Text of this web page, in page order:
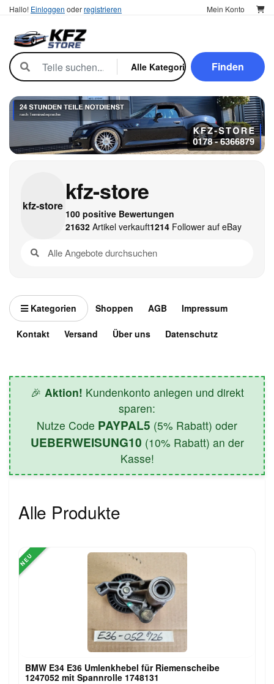
Hallo! Einloggen oderregistrieren Mein Konto
Finden
kfz-store
kfz-store
100 positive Bewertungen
21632Artikel verkauft1214Follower auf eBay
Kategorien Shoppen AGB Impressum
Kontakt Versand Über uns Datenschutz
🎉 Aktion! Kundenkonto anlegen und direkt
sparen:
Nutze Code PAYPAL5 (5% Rabatt) oder
UEBERWEISUNG10 (10% Rabatt) an der
Kasse!
Alle Produkte
NEU
BMW E34 E36 Umlenkhebel für Riemenscheibe
1247052 mit Spannrolle 1748131